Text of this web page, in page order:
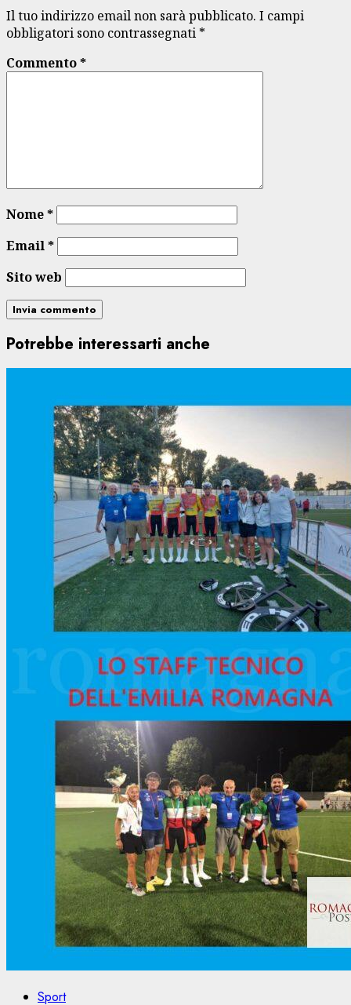
Il tuo indirizzo email non sarà pubblicato. I campi
obbligatori sono contrassegnati *
Commento*
Nome*
Email*
Sito web
Potrebbe interessarti anche
Sport